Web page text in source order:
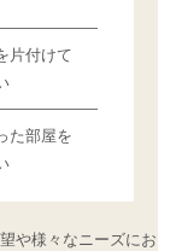
片付けて
た部屋を
や様々なニーズにお